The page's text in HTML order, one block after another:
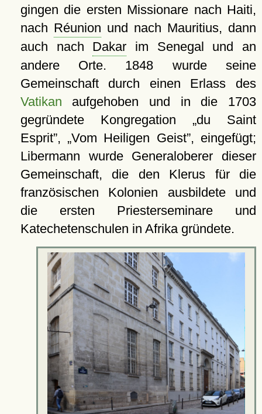
gingen die ersten Missionare nach Haiti,
nach Réunion und nach Mauritius, dann
auch nach Dakar im Senegal und an
andere Orte. 1848 wurde seine
Gemeinschaft durch einen Erlass des
Vatikan aufgehoben und in die 1703
gegründete Kongregation
du Saint
Esprit , Vom Heiligen Geist , eingefügt;
Libermann wurde Generaloberer dieser
Gemeinschaft, die den Klerus für die
französischen Kolonien ausbildete und
die ersten Priesterseminare und
Katechetenschulen in Afrika gründete.